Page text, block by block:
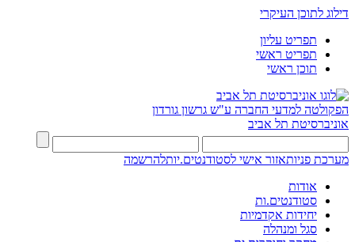
דילוג לתוכן העיקרי
תפריט עליון
תפריט ראשי
תוכן ראשי
הפקולטה למדעי החברה ע"ש גרשון גורדון
אוניברסיטת תל אביב
מערכת פניותאזור אישי לסטודנטים.יותלהרשמה
אודות
סטודנטים.ות
יחידות אקדמיות
סגל ומנהלה